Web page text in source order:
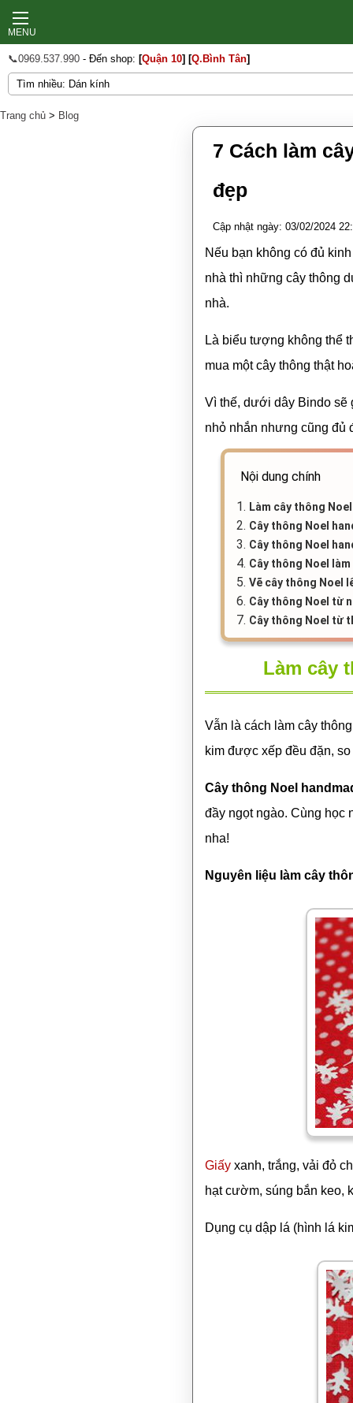
MENU
📞0969.537.990 - Đến shop: [Quận 10] [Q.Bình Tân]
Trang chủ > Blog
7 Cách làm
đẹp
Cập nhật ngày: 03/02/2024
Nếu bạn không có đủ
nhà thì những cây thông
nhà.
Là biểu tượng không thể
mua một cây thông thật
Vì thế, dưới dây Bindo
nhỏ nhắn nhưng cũng đủ
Nội dung chính
1. Làm cây thông
2. Cây thông Noel
3. Cây thông Noel
4. Cây thông Noel
5. Vẽ cây thông Noel
6. Cây thông Noel từ
7. Cây thông Noel từ
Làm cây
Vẫn là cách làm cây
kim được xếp đều đặn,
Cây thông Noel
đầy ngọt ngào. Cùng học
nha!
Nguyên liệu làm cây
Giấy xanh, trắng, vải đỏ
hạt cườm, súng bắn keo,
Dụng cụ dập lá (hình lá